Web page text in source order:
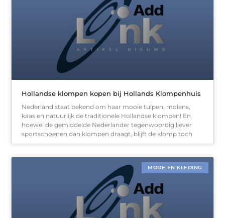
Hollandse klompen kopen bij Hollands Klompenhuis
Nederland staat bekend om haar mooie tulpen, molens,
kaas en natuurlijk de traditionele Hollandse klompen! En
hoewel de gemiddelde Nederlander tegenwoordig liever
sportschoenen dan klompen draagt, blijft de klomp toch
MODE EN KLEDING